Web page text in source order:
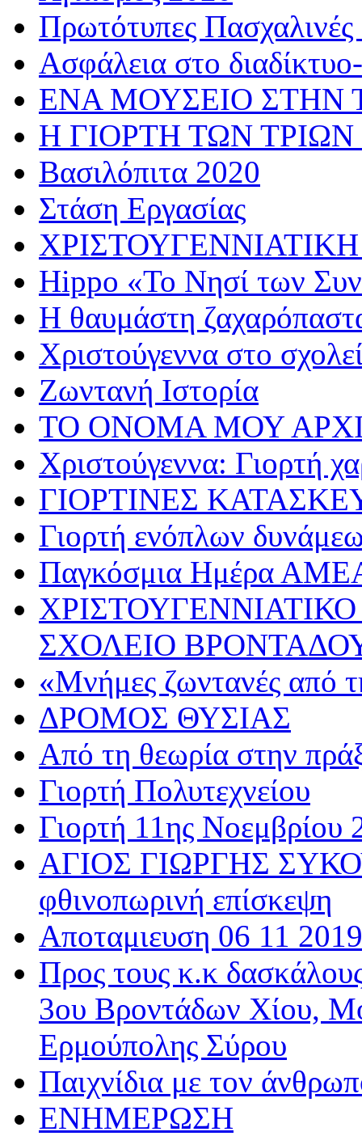
Πρωτότυπες Πασχαλινές
Ασφάλεια στο
ΕΝΑ ΜΟΥΣΕΙΟ ΣΤΗΝ
Η ΓΙΟΡΤΗ ΤΩΝ
Βασιλόπιτα 2020
Στάση Εργασίας
Hippo «Το Νησί των
Η θαυμάστη
Χριστούγεννα στο
Ζωντανή Ιστορία
ΤΟ ΟΝΟΜΑ ΜΟΥ
Χριστούγεννα: Γιορτή
ΓΙΟΡΤΙΝΕΣ
Γιορτή ενόπλων
Παγκόσμια Ημέρα
ΣΧΟΛΕΙΟ
«Μνήμες ζωντανές από
ΔΡΟΜΟΣ ΘΥΣΙΑΣ
Από τη θεωρία στην
Γιορτή Πολυτεχνείου
Γιορτή 11ης Νοεμβρίου
ΑΓΙΟΣ ΓΙΩΡΓΗΣ
φθινοπωρινή επίσκεψη
Αποταμιευση 06 11 2019
Προς τους κ.κ
3ου Βροντάδων Χίου,
Ερμούπολης Σύρου
Παιχνίδια με τον
ΕΝΗΜΕΡΩΣΗ